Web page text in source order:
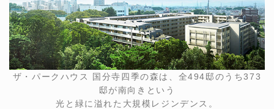
ザ・パークハウス 国分寺四季の森は、全494邸のうち373
邸が南向きという
光と緑に溢れた大規模レジンデンス。